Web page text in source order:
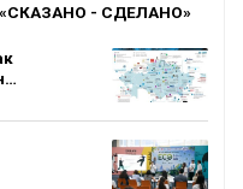
- СДЕЛАНО»